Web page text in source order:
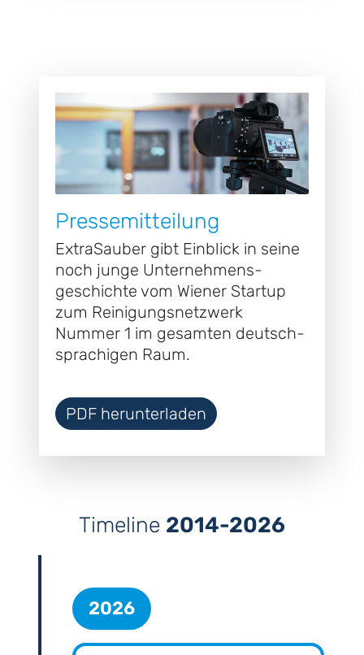
Presse­mitteilung
ExtraSauber gibt Einblick in seine
noch junge Unternehmens­
geschichte vom Wiener Startup
zum Reinigungs­netzwerk
Nummer 1 im gesamten deutsch­
sprachigen Raum.
PDF herunterladen
Timeline 2014-2026
2026